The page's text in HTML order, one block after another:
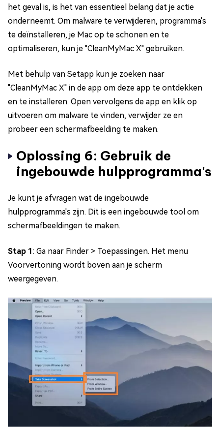
het geval is, is het van essentieel belang dat je actie
onderneemt. Om malware te verwijderen, programma's
te deïnstalleren, je Mac op te schonen en te
optimaliseren, kun je "CleanMyMac X" gebruiken.
Met behulp van Setapp kun je zoeken naar
"CleanMyMac X" in de app om deze app te ontdekken
en te installeren. Open vervolgens de app en klik op
uitvoeren om malware te vinden, verwijder ze en
probeer een schermafbeelding te maken.
Oplossing 6: Gebruik de
ingebouwde hulpprogramma's
Je kunt je afvragen wat de ingebouwde
hulpprogramma's zijn. Dit is een ingebouwde tool om
schermafbeeldingen te maken.
Stap 1 : Ga naar Finder > Toepassingen. Het menu
Voorvertoning wordt boven aan je scherm
weergegeven.